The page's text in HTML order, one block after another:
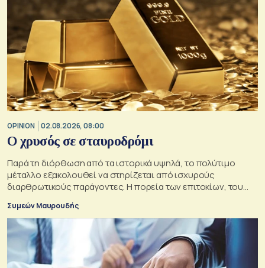
OPINION 02.08.2026, 08:00
O χρυσός σε σταυροδρόμι
Παρά τη διόρθωση από τα ιστορικά υψηλά, το πολύτιμο
μέταλλο εξακολουθεί να στηρίζεται από ισχυρούς
διαρθρωτικούς παράγοντες. Η πορεία των επιτοκίων, του
καθορίσουν αν οι προϋποθέσεις για περαιτέρω άνοδο της
τιμής του παραμένουν ισχυρές
Συμεών Μαυρουδής